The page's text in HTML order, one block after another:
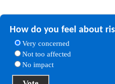
How do you feel about
Very concerned
Not too affected
No impact